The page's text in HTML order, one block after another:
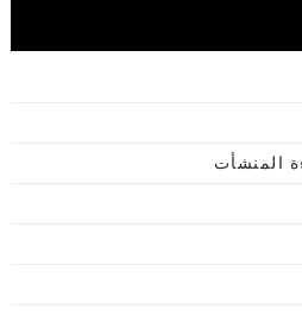
المنشأت